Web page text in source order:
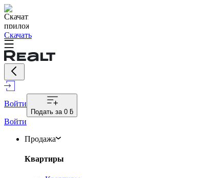
Скачать
Войти
Подать за 0 ƃ
Войти
Продажа
Квартиры